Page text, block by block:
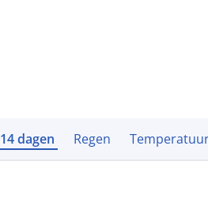
14 dagen Regen